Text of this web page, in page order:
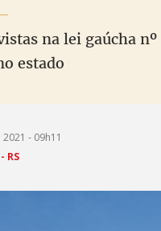
na lei gaúcha
estado
- 09h11
RS